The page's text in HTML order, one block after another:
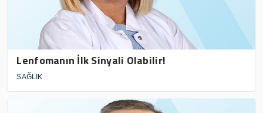
Lenfomanın İlk Sinyali Olabilir!
SAĞLIK